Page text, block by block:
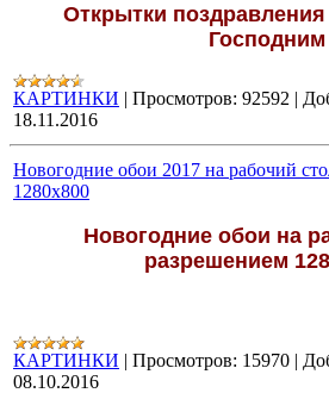
Открытки
Господним
КАРТИНКИ | Просмотров: 92592 |
18.11.2016
Новогодние обои 2017 на рабочий
1280х800
Новогодние обои на
разрешением
КАРТИНКИ | Просмотров: 15970 |
08.10.2016